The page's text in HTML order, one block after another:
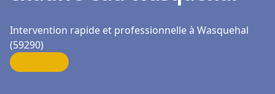
Intervention rapide et professionnelle à Wasquehal
(59290)